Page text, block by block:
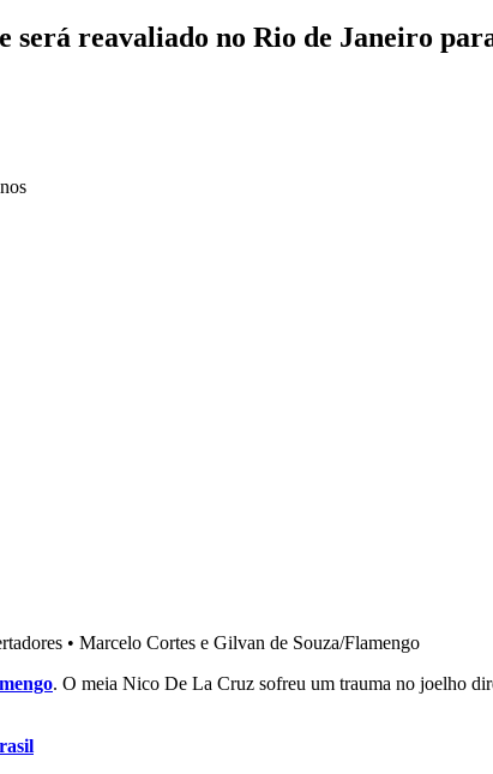
reavaliado no Rio de Janeiro
• Marcelo Cortes e Gilvan de Souza/Flamengo
. O meia Nico De La Cruz sofreu um trauma no joelho